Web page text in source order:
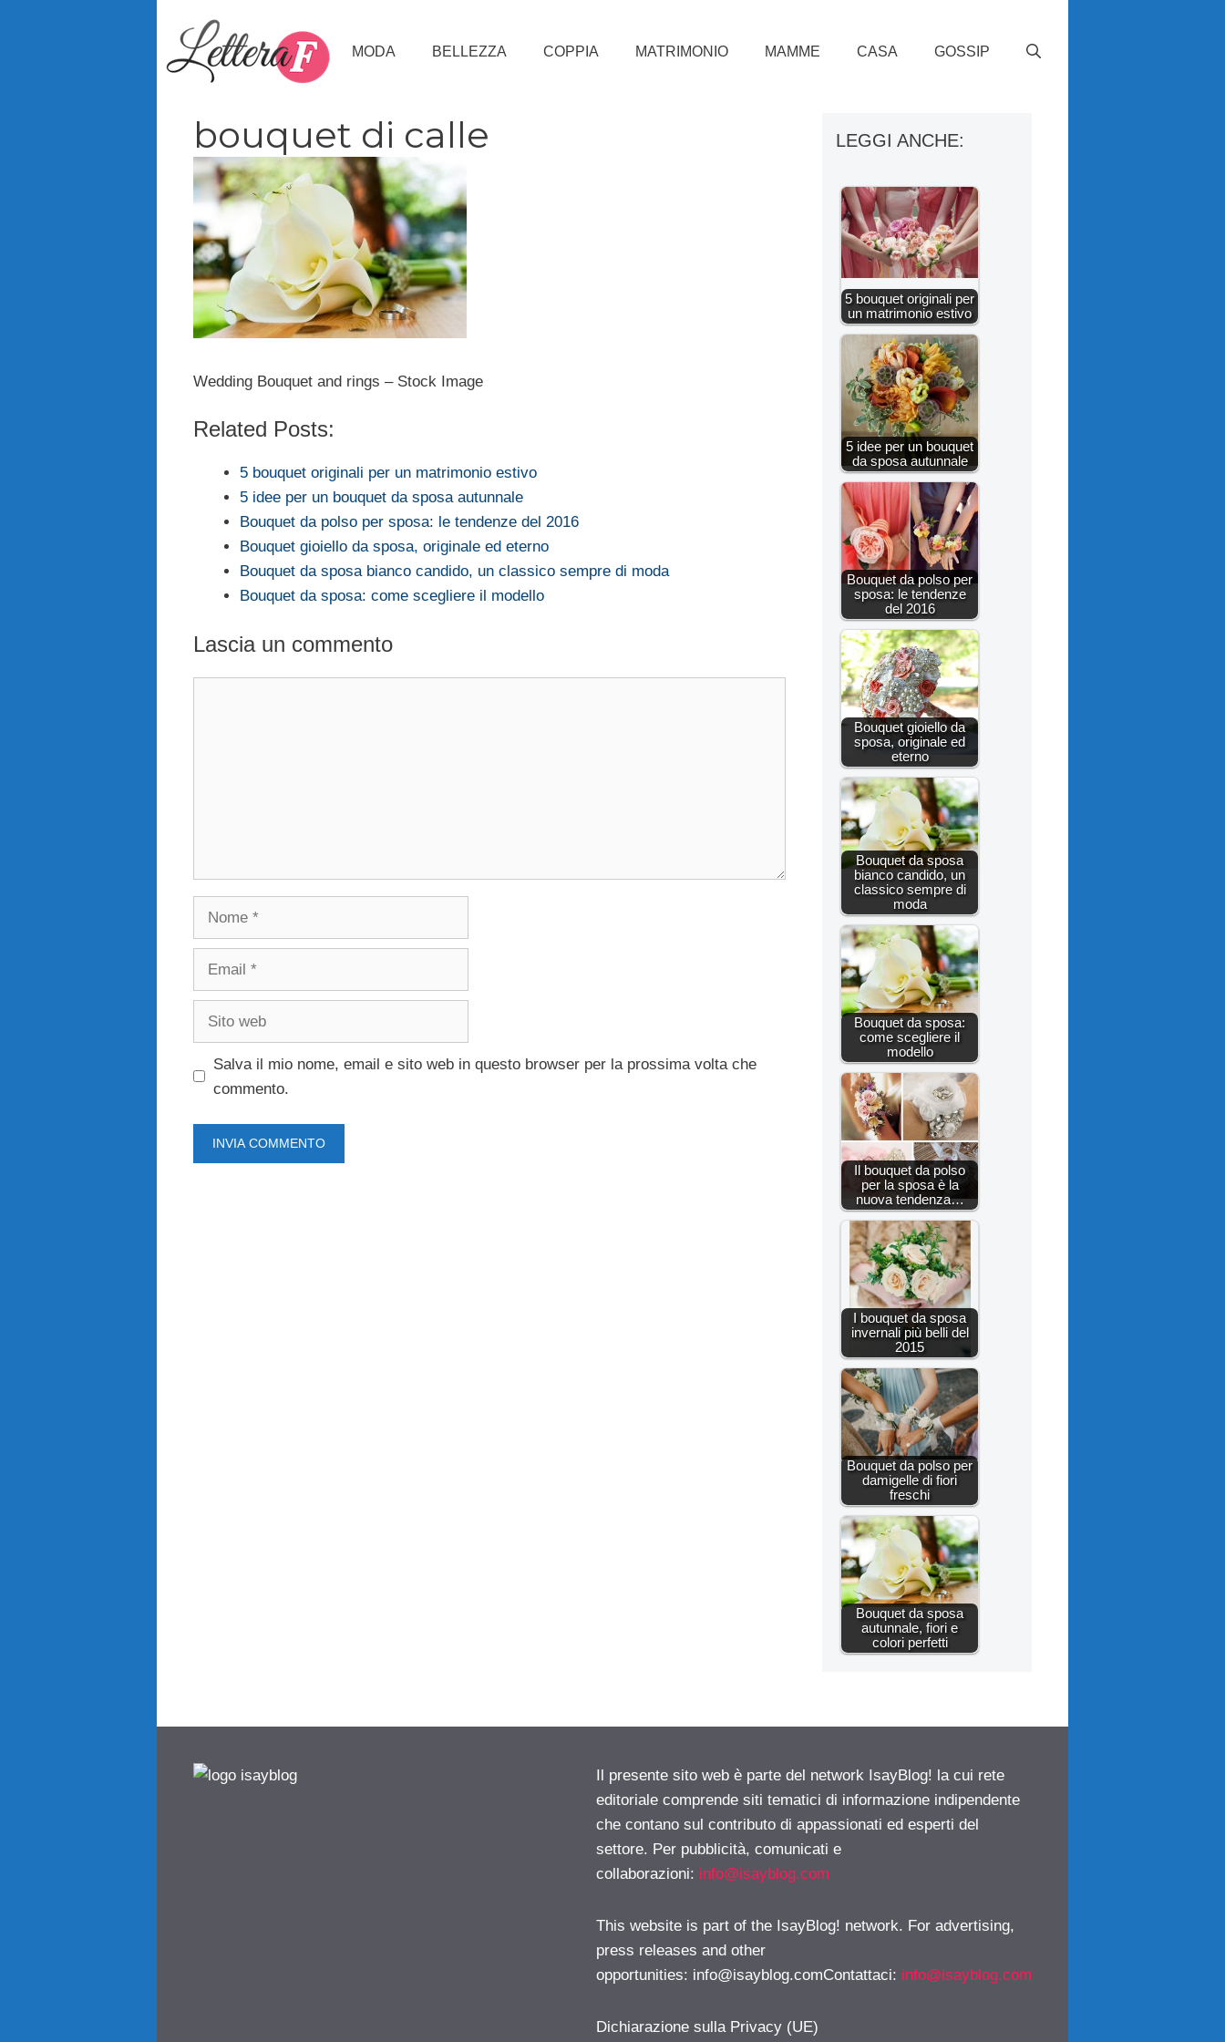
MODA BELLEZZA COPPIA MATRIMONIO MAMME CASA GOSSIP
bouquet di calle
Wedding Bouquet and rings – Stock Image
Related Posts:
5 bouquet originali per un matrimonio estivo
5 idee per un bouquet da sposa autunnale
Bouquet da polso per sposa: le tendenze del 2016
Bouquet gioiello da sposa, originale ed eterno
Bouquet da sposa bianco candido, un classico sempre di moda
Bouquet da sposa: come scegliere il modello
Lascia un commento
Salva il mio nome, email e sito web in questo browser per la prossima volta che
commento.
LEGGI ANCHE:
5 bouquet originali per
un matrimonio estivo
5 idee per un bouquet
da sposa autunnale
Bouquet da polso per
sposa: le tendenze
del 2016
Bouquet gioiello da
sposa, originale ed
eterno
Bouquet da sposa
bianco candido, un
classico sempre di
moda
Bouquet da sposa:
come scegliere il
modello
Il bouquet da polso
per la sposa è la
nuova tendenza…
I bouquet da sposa
invernali più belli del
2015
Bouquet da polso per
damigelle di fiori
freschi
Bouquet da sposa
autunnale, fiori e
colori perfetti
Il presente sito web è parte del network IsayBlog! la cui rete
editoriale comprende siti tematici di informazione indipendente
che contano sul contributo di appassionati ed esperti del
settore. Per pubblicità, comunicati e
collaborazioni: info@isayblog.com
This website is part of the IsayBlog! network. For advertising,
press releases and other
opportunities: info@isayblog.comContattaci: info@isayblog.com
Dichiarazione sulla Privacy (UE)